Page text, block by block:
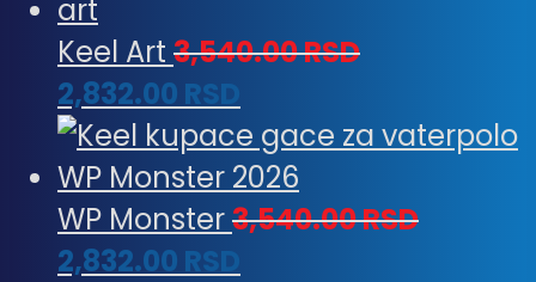
Keel Art 3,540.00RSD
2,832.00 RSD
WP Monster3,540.00RSD
2,832.00 RSD